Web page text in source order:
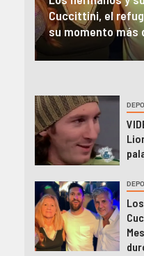
en la prensa
camino de Lionel